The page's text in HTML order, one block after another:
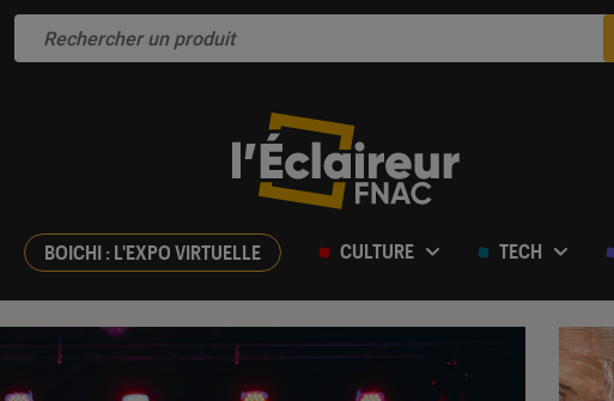
BOICHI : L'EXPO VIRTUELLE CULTURE TECH